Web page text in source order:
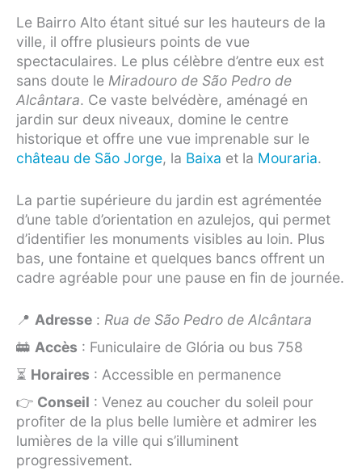
Le Bairro Alto étant situé sur les hauteurs de la
ville, il offre plusieurs points de vue
spectaculaires. Le plus célèbre d’entre eux est
sans doute le Miradouro de São Pedro de
Alcântara. Ce vaste belvédère, aménagé en
jardin sur deux niveaux, domine le centre
historique et offre une vue imprenable sur le
château de São Jorge, la Baixa et la Mouraria.
La partie supérieure du jardin est agrémentée
d’une table d’orientation en azulejos, qui permet
d’identifier les monuments visibles au loin. Plus
bas, une fontaine et quelques bancs offrent un
cadre agréable pour une pause en fin de journée.
📍 Adresse : Rua de São Pedro de Alcântara
🚋 Accès : Funiculaire de Glória ou bus 758
⏳ Horaires : Accessible en permanence
👉 Conseil : Venez au coucher du soleil pour
profiter de la plus belle lumière et admirer les
lumières de la ville qui s’illuminent
progressivement.